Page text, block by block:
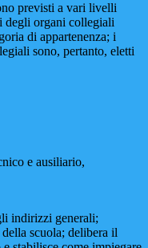
previsti a vari livelli
degli organi collegiali
di appartenenza; i
sono, pertanto, eletti
e ausiliario,
indirizzi generali;
scuola; delibera il